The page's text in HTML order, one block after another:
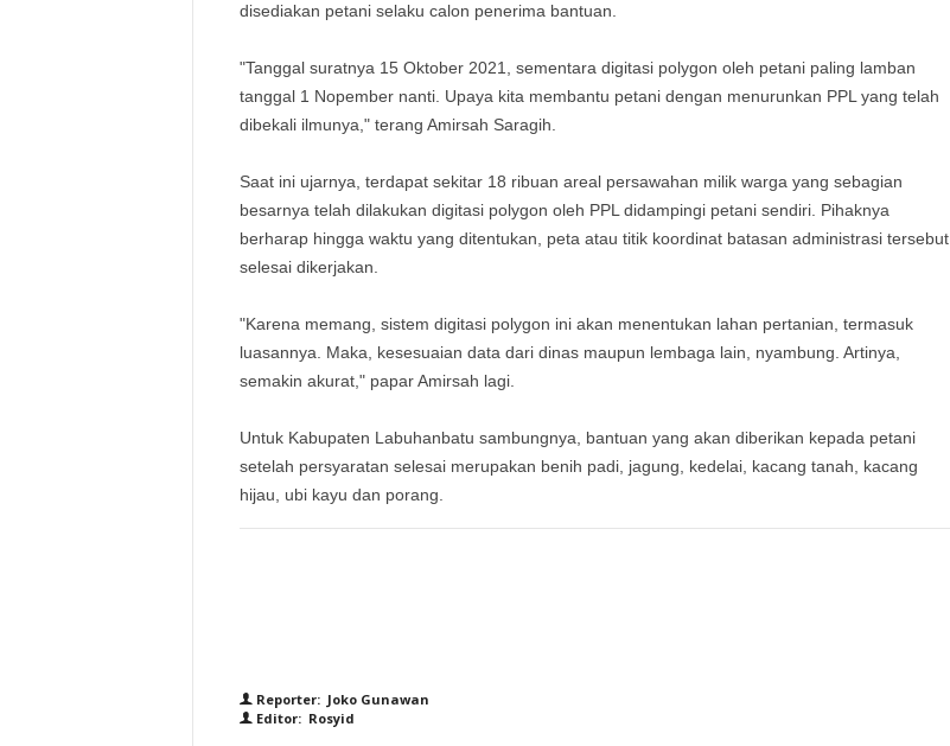
disediakan petani selaku calon penerima bantuan.
"Tanggal suratnya 15 Oktober 2021, sementara digitasi polygon oleh petani paling lamban
tanggal 1 Nopember nanti. Upaya kita membantu petani dengan menurunkan PPL yang telah
dibekali ilmunya," terang Amirsah Saragih.
Saat ini ujarnya, terdapat sekitar 18 ribuan areal persawahan milik warga yang sebagian
besarnya telah dilakukan digitasi polygon oleh PPL didampingi petani sendiri. Pihaknya
berharap hingga waktu yang ditentukan, peta atau titik koordinat batasan administrasi tersebut
selesai dikerjakan.
"Karena memang, sistem digitasi polygon ini akan menentukan lahan pertanian, termasuk
luasannya. Maka, kesesuaian data dari dinas maupun lembaga lain, nyambung. Artinya,
semakin akurat," papar Amirsah lagi.
Untuk Kabupaten Labuhanbatu sambungnya, bantuan yang akan diberikan kepada petani
setelah persyaratan selesai merupakan benih padi, jagung, kedelai, kacang tanah, kacang
hijau, ubi kayu dan porang.
Reporter: Joko Gunawan
Editor: Rosyid